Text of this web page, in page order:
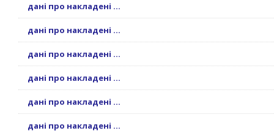
дані про накладені ...
дані про накладені ...
дані про накладені ...
дані про накладені ...
дані про накладені ...
дані про накладені ...